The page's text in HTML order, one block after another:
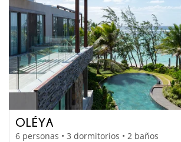
OLÉYA
6 personas • 3 dormitorios • 2 baños